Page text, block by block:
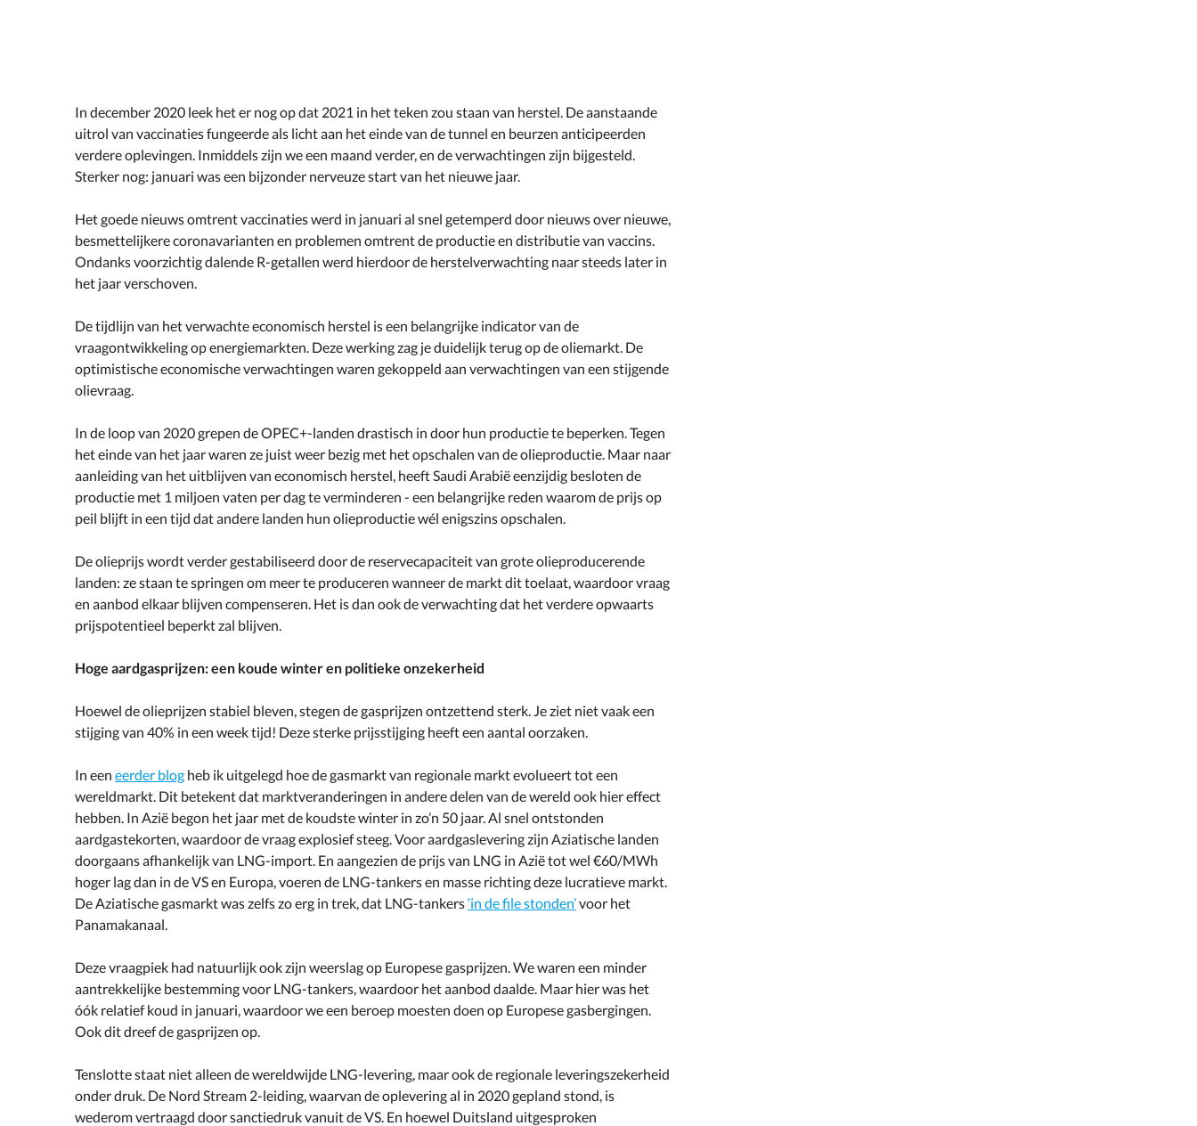
In december 2020 leek het er nog op dat 2021 in het teken zou staan van herstel. De aanstaande
uitrol van vaccinaties fungeerde als licht aan het einde van de tunnel en beurzen anticipeerden
verdere oplevingen. Inmiddels zijn we een maand verder, en de verwachtingen zijn bijgesteld.
Sterker nog: januari was een bijzonder nerveuze start van het nieuwe jaar.
Het goede nieuws omtrent vaccinaties werd in januari al snel getemperd door nieuws over nieuwe,
besmettelijkere coronavarianten en problemen omtrent de productie en distributie van vaccins.
Ondanks voorzichtig dalende R-getallen werd hierdoor de herstelverwachting naar steeds later in
het jaar verschoven.
De tijdlijn van het verwachte economisch herstel is een belangrijke indicator van de
vraagontwikkeling op energiemarkten. Deze werking zag je duidelijk terug op de oliemarkt. De
optimistische economische verwachtingen waren gekoppeld aan verwachtingen van een stijgende
olievraag.
In de loop van 2020 grepen de OPEC+-landen drastisch in door hun productie te beperken. Tegen
het einde van het jaar waren ze juist weer bezig met het opschalen van de olieproductie. Maar naar
aanleiding van het uitblijven van economisch herstel, heeft Saudi Arabië eenzijdig besloten de
productie met 1 miljoen vaten per dag te verminderen - een belangrijke reden waarom de prijs op
peil blijft in een tijd dat andere landen hun olieproductie wél enigszins opschalen.
De olieprijs wordt verder gestabiliseerd door de reservecapaciteit van grote olieproducerende
landen: ze staan te springen om meer te produceren wanneer de markt dit toelaat, waardoor vraag
en aanbod elkaar blijven compenseren. Het is dan ook de verwachting dat het verdere opwaarts
prijspotentieel beperkt zal blijven.
Hoge aardgasprijzen: een koude winter en politieke onzekerheid
Hoewel de olieprijzen stabiel bleven, stegen de gasprijzen ontzettend sterk. Je ziet niet vaak een
stijging van 40% in een week tijd! Deze sterke prijsstijging heeft een aantal oorzaken.
In een eerder blog heb ik uitgelegd hoe de gasmarkt van regionale markt evolueert tot een
wereldmarkt. Dit betekent dat marktveranderingen in andere delen van de wereld ook hier effect
hebben. In Azië begon het jaar met de koudste winter in zo’n 50 jaar. Al snel ontstonden
aardgastekorten, waardoor de vraag explosief steeg. Voor aardgaslevering zijn Aziatische landen
doorgaans afhankelijk van LNG-import. En aangezien de prijs van LNG in Azië tot wel €60/MWh
hoger lag dan in de VS en Europa, voeren de LNG-tankers en masse richting deze lucratieve markt.
De Aziatische gasmarkt was zelfs zo erg in trek, dat LNG-tankers‘in de file stonden’voor het
Panamakanaal.
Deze vraagpiek had natuurlijk ook zijn weerslag op Europese gasprijzen. We waren een minder
aantrekkelijke bestemming voor LNG-tankers, waardoor het aanbod daalde. Maar hier was het
óók relatief koud in januari, waardoor we een beroep moesten doen op Europese gasbergingen.
Ook dit dreef de gasprijzen op.
Tenslotte staat niet alleen de wereldwijde LNG-levering, maar ook de regionale leveringszekerheid
onder druk. De Nord Stream 2-leiding, waarvan de oplevering al in 2020 gepland stond, is
wederom vertraagd door sanctiedruk vanuit de VS. En hoewel Duitsland uitgesproken